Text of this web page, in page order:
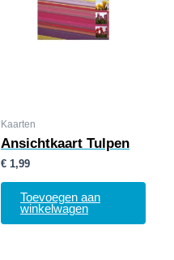
Kaarten
Ansichtkaart Tulpen
€ 1,99
Toevoegen aan
winkelwagen